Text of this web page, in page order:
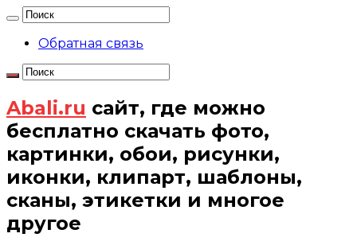
Обратная связь
Abali.ru сайт, где можно
бесплатно скачать фото,
картинки, обои, рисунки,
иконки, клипарт, шаблоны,
сканы, этикетки и многое
другое